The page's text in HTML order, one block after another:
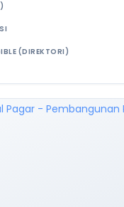
(DIREKTORI)